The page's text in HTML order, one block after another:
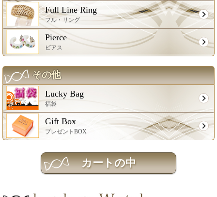
Full Line Ring
フル・リング
Pierce
ピアス
その他
Lucky Bag
福袋
Gift Box
プレゼントBOX